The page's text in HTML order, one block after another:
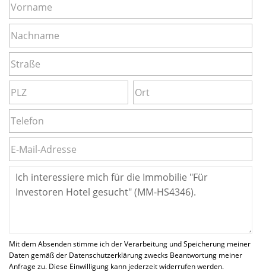
Mit dem Absenden stimme ich der Verarbeitung und Speicherung meiner
Daten gemäß der Datenschutzerklärung zwecks Beantwortung meiner
Anfrage zu. Diese Einwilligung kann jederzeit widerrufen werden.